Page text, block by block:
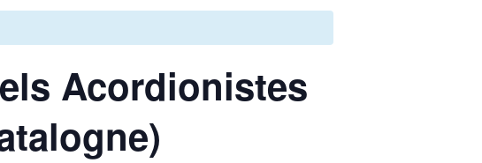
Acordionistes